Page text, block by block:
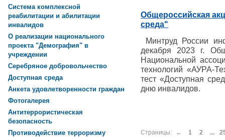
Общероссийская
среда"
Минтруд России
декабря 2023 г.
Национальной
технологий «АУРА-
тест «Доступная
дню инвалидов.
Страницы: ← 1 2 ...
Система комплексной
реабилитации и абилитации
инвалидов
О реализации национального
проекта "Демография" в
учреждении
Серебряное добровольчество
Доступная среда
Анкета удовлетворенности граждан
Фотогалерея
Антитеррористическая
безопасность
Противодействие терроризму